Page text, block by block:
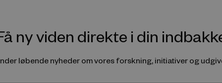
ny viden direkte i din
løbende nyheder om vores forskning, initiativer og